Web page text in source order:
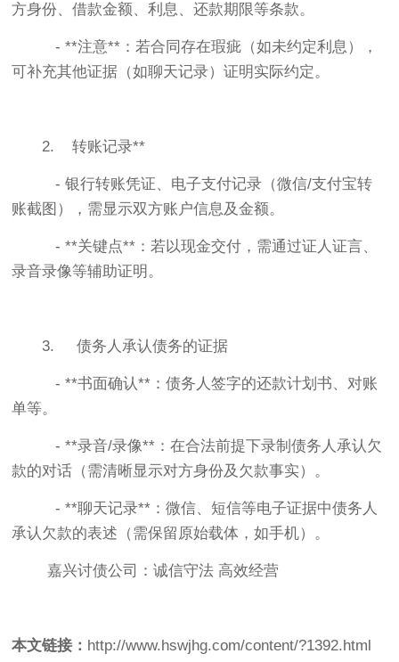
方身份、借款金额、利息、还款期限等条款。
- **注意**：若合同存在瑕疵（如未约定利息），
可补充其他证据（如聊天记录）证明实际约定。
2. 转账记录**
- 银行转账凭证、电子支付记录（微信/支付宝转
账截图），需显示双方账户信息及金额。
- **关键点**：若以现金交付，需通过证人证言、
录音录像等辅助证明。
3. 债务人承认债务的证据
- **书面确认**：债务人签字的还款计划书、对账
单等。
- **录音/录像**：在合法前提下录制债务人承认欠
款的对话（需清晰显示对方身份及欠款事实）。
- **聊天记录**：微信、短信等电子证据中债务人
承认欠款的表述（需保留原始载体，如手机）。
嘉兴讨债公司：诚信守法 高效经营
本文链接： http://www.hswjhg.com/content/?1392.html